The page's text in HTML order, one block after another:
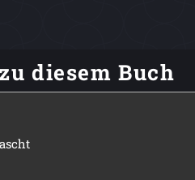
diesem Buch